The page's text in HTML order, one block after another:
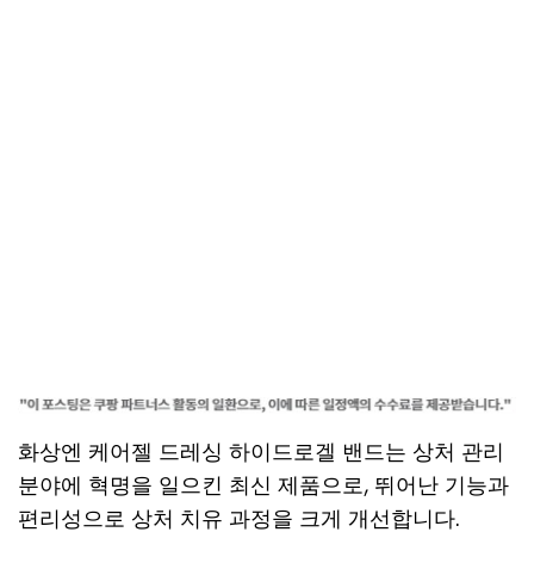
화상엔 케어젤 드레싱 하이드로겔 밴드는 상처 관리
분야에 혁명을 일으킨 최신 제품으로, 뛰어난 기능과
편리성으로 상처 치유 과정을 크게 개선합니다.